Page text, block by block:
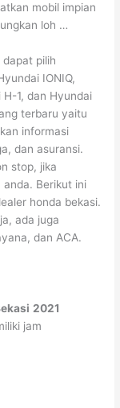
mobil impian
loh …
pilih
IONIQ,
1, dan Hyundai
terbaru yaitu
informasi
dan asuransi.
stop, jika
Berikut ini
honda bekasi.
ada juga
dan ACA.
2021
jam